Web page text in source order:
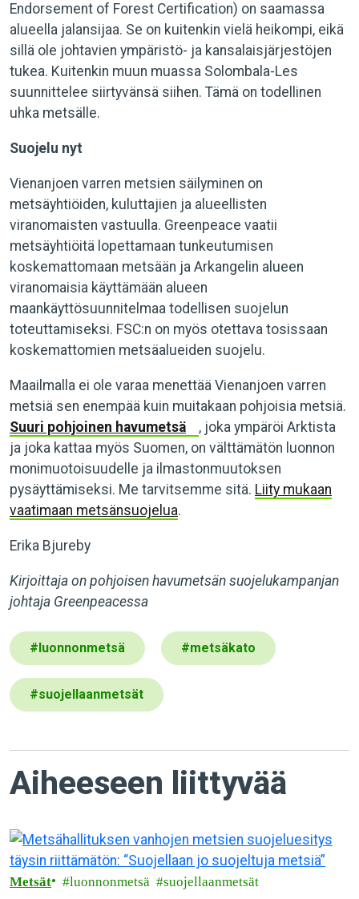
Endorsement of Forest Certification) on saamassa
alueella jalansijaa. Se on kuitenkin vielä heikompi, eikä
sillä ole johtavien ympäristö- ja kansalaisjärjestöjen
tukea. Kuitenkin muun muassa Solombala-Les
suunnittelee siirtyvänsä siihen. Tämä on todellinen
uhka metsälle.
Suojelu nyt
Vienanjoen varren metsien säilyminen on
metsäyhtiöiden, kuluttajien ja alueellisten
viranomaisten vastuulla. Greenpeace vaatii
metsäyhtiöitä lopettamaan tunkeutumisen
koskemattomaan metsään ja Arkangelin alueen
viranomaisia käyttämään alueen
maankäyttösuunnitelmaa todellisen suojelun
toteuttamiseksi. FSC:n on myös otettava tosissaan
koskemattomien metsäalueiden suojelu.
Maailmalla ei ole varaa menettää Vienanjoen varren
metsiä sen enempää kuin muitakaan pohjoisia metsiä.
Suuri pohjoinen havumetsä
, joka ympäröi Arktista
ja joka kattaa myös Suomen, on välttämätön luonnon
monimuotoisuudelle ja ilmastonmuutoksen
pysäyttämiseksi. Me tarvitsemme sitä. Liity mukaan
vaatimaan metsänsuojelua.
Erika Bjureby
Kirjoittaja on pohjoisen havumetsän suojelukampanjan
johtaja Greenpeacessa
#luonnonmetsä #metsäkato
#suojellaanmetsät
Aiheeseen liittyvää
Metsät luonnonmetsä suojellaanmetsät